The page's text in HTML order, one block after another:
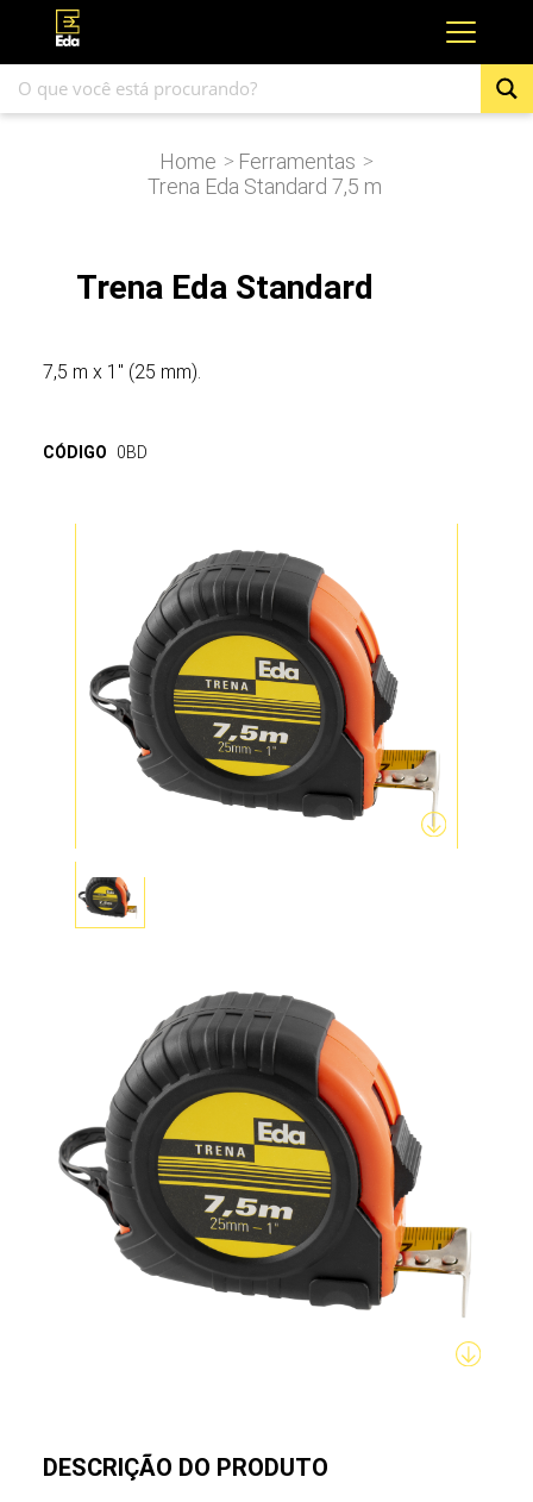
Home > Ferramentas >
Trena Eda Standard 7,5 m
Trena Eda Standard
7,5 m x 1″ (25 mm).
CÓDIGO 0BD
DESCRIÇÃO DO PRODUTO